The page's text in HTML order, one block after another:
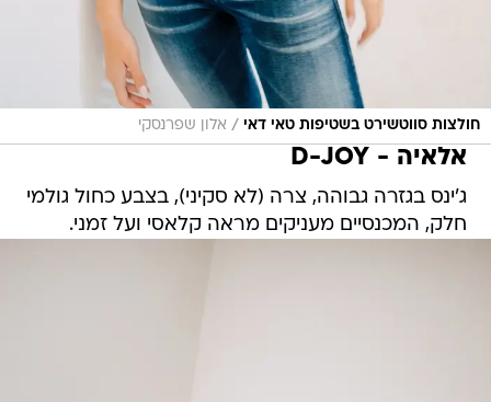
חולצות סווטשירט בשטיפות טאי דאי / אלון שפרנסקי
אלאיה - D-JOY
ג'ינס בגזרה גבוהה, צרה (לא סקיני), בצבע כחול גולמי
חלק, המכנסיים מעניקים מראה קלאסי ועל זמני.